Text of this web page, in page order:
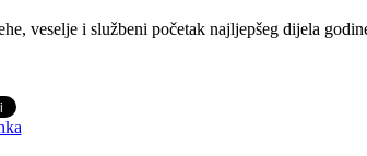
veselje i službeni početak najljepšeg dijela